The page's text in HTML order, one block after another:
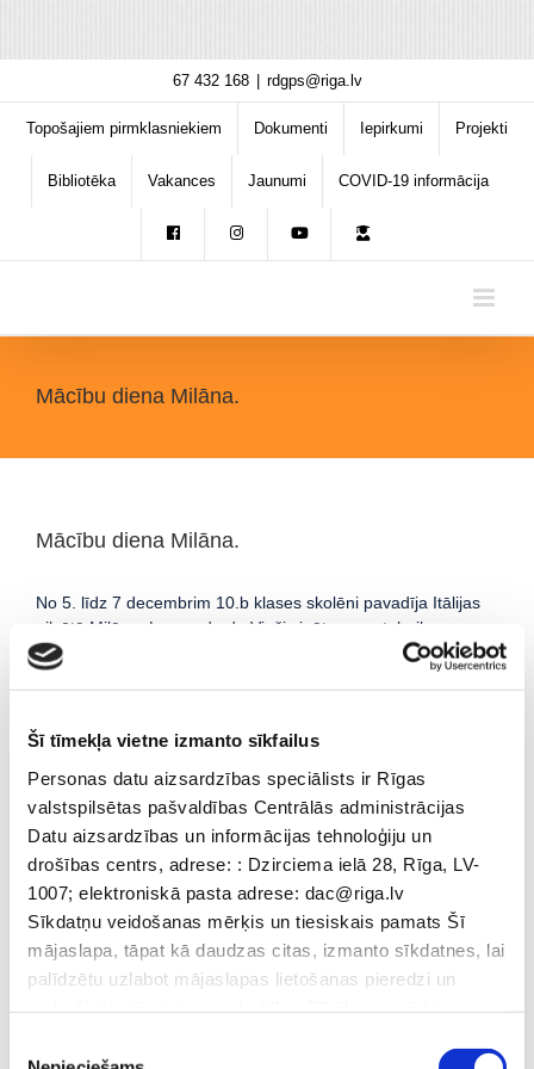
Šī tīmekļa vietne izmanto sīkfailus
Personas datu aizsardzības speciālists ir Rīgas
valstspilsētas pašvaldības Centrālās administrācijas
Datu aizsardzības un informācijas tehnoloģiju un
drošības centrs, adrese: : Dzirciema ielā 28, Rīga, LV-
1007; elektroniskā pasta adrese: dac@riga.lv
Sīkdatņu veidošanas mērķis un tiesiskais pamats Šī
mājaslapa, tāpat kā daudzas citas, izmanto sīkdatnes, lai
palīdzētu uzlabot mājaslapas lietošanas pieredzi un
mājaslapu, lietotājam tiek attēlots logs ar ziņojumu par to,
content
67 432 168 rdgps@riga.lv
Topošajiem pirmklasniekiem Dokumenti Iepirkumi Projekti
Bibliotēka Vakances Jaunumi COVID-19 informācija
Mācību diena Milāna.
Mācību diena Milāna.
No 5. līdz 7 decembrim 10.b klases skolēni pavadīja Itālijas
pilsētā Milāna. Leonardo da Vinči zinātnes un tehnikas
muzejā skolēni iepazīstinājās ar fizikas, ķīmija, bioloģijas,
astronomijas, inženierijas attīstības vēsturi. Skolēniem bija
mūsdienīgos digitālās tehnoloģijas izaudzēt savu labības un
vīnogas ražu, veikt eksperimentus ar skaņām un ķīmiskām
vielām, risināt ekoloģijas problēmas.
Brauciena laikā skolēni iepazīstinājās ar Itālijas kultūras un
vēstures mantojumu – apmeklēja Milānas katedrāli, sv.
Ambrozija un sv. Viktora baznīcas, izpētīja Romas impērijas
kultūras mantojumu. Paši skolēni atzīmē, ka šādā veidā
pasākumi padara mācību procesu aizraujošāku, savukārt
iespēja veikt eksperimentus palīdz labāk saprast mācību
vielu un iedziļināties tajā.